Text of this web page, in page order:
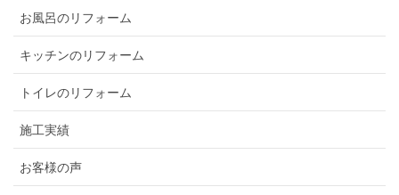
お風呂のリフォーム
キッチンのリフォーム
トイレのリフォーム
施工実績
お客様の声